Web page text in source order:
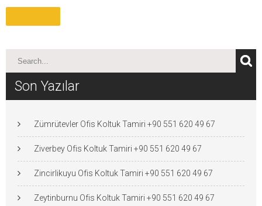
Son Yazılar
Zümrütevler Ofis Koltuk Tamiri +90 551 620 49 67
Ziverbey Ofis Koltuk Tamiri +90 551 620 49 67
Zincirlikuyu Ofis Koltuk Tamiri +90 551 620 49 67
Zeytinburnu Ofis Koltuk Tamiri +90 551 620 49 67